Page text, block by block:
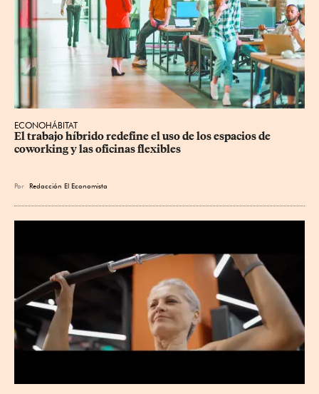
ECONOHÁBITAT
El trabajo híbrido redefine el uso de los espacios de
coworking y las oficinas flexibles
Por Redacción El Economista